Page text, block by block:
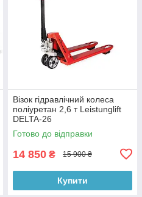
Візок гідравлічний колеса
поліуретан 2,6 т Leistunglift
DELTA-26
Готово до відправки
14 850 ₴ 15 900 ₴
Купити